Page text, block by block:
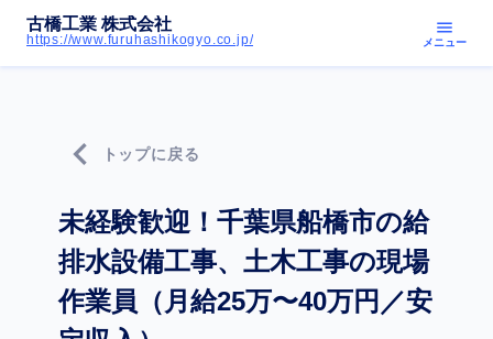
古橋工業 株式会社
https://www.furuhashikogyo.co.jp/
menu
メニュー
chevron_left トップに戻る
未経験歓迎！千葉県船橋市の給
排水設備工事、土木工事の現場
作業員（月給25万〜40万円／安